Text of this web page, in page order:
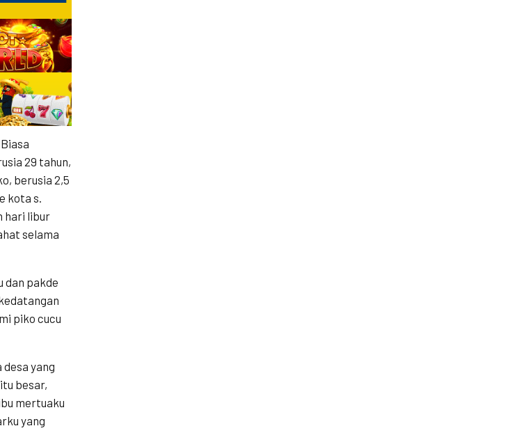
29 tahun,
berusia 2,5
kota s.
hari libur
selama
dan pakde
piko cucu
yang
besar,
mertuaku
yang